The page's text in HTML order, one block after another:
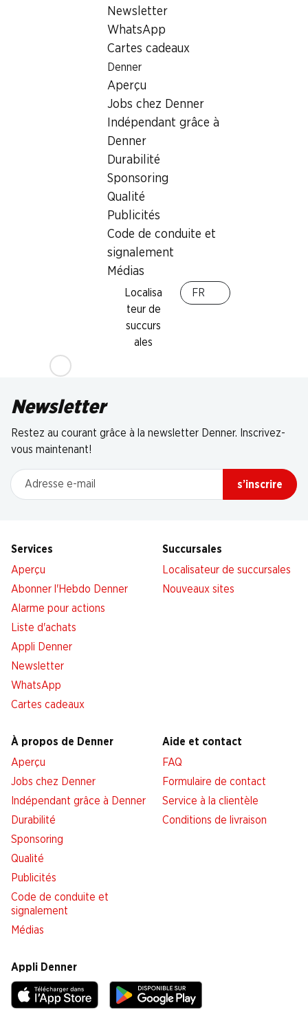
Newsletter
WhatsApp
Cartes cadeaux
Denner
Aperçu
Jobs chez Denner
Indépendant grâce à
Denner
Durabilité
Sponsoring
Qualité
Publicités
Code de conduite et
signalement
Médias
Localisa
teur de
succurs
ales
FR
Blocs nettoyants Kraft
Blocs nettoyants Kraft
Blocs nettoyants Selbst
Aktiv Bleu WC Frisch
Newsletter
Restez au courant grâce à la newsletter Denner. Inscrivez-
vous maintenant!
Adresse e-mail
s’inscrire
Services
Aperçu
Abonner l'Hebdo Denner
Alarme pour actions
Liste d'achats
Appli Denner
Newsletter
WhatsApp
Cartes cadeaux
Succursales
Localisateur de succursales
Nouveaux sites
À propos de Denner
Aperçu
Jobs chez Denner
Indépendant grâce à Denner
Durabilité
Sponsoring
Qualité
Publicités
Code de conduite et
signalement
Médias
Aide et contact
FAQ
Formulaire de contact
Service à la clientèle
Conditions de livraison
Appli Denner